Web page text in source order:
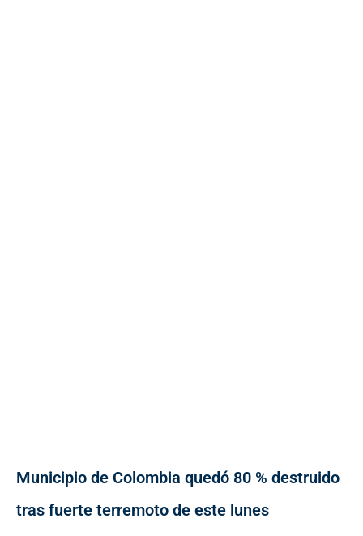
Municipio de Colombia quedó 80 % destruido
tras fuerte terremoto de este lunes